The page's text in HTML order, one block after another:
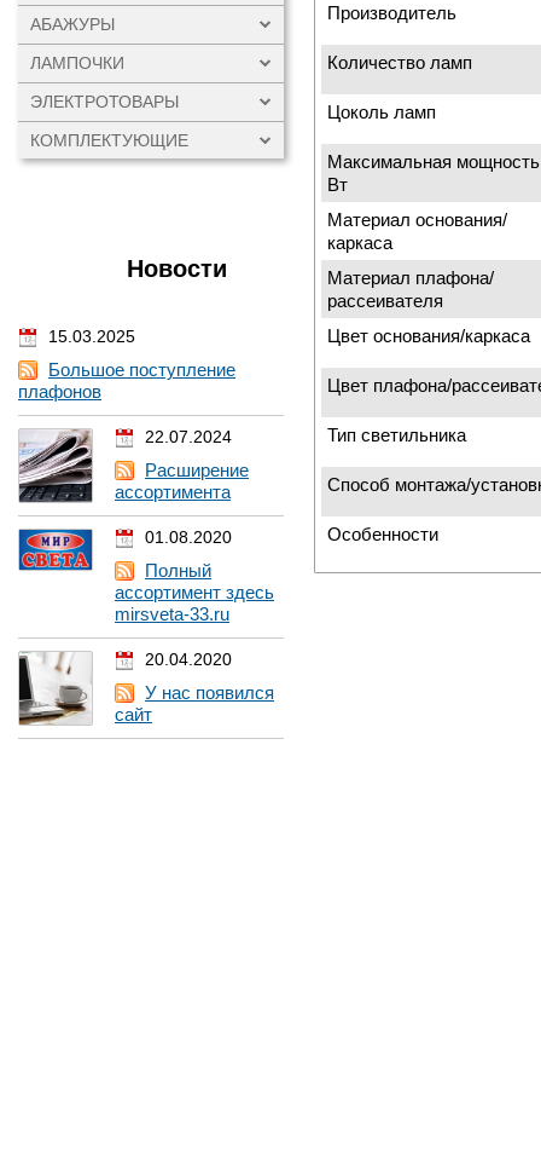
АБАЖУРЫ
ЛАМПОЧКИ
ЭЛЕКТРОТОВАРЫ
КОМПЛЕКТУЮЩИЕ
Новости
15.03.2025
Большое поступление
плафонов
22.07.2024
Расширение
ассортимента
01.08.2020
Полный
ассортимент здесь
mirsveta-33.ru
20.04.2020
У нас появился
сайт
Производитель
Количество ламп
Цоколь ламп
Максимальная
Вт
Материал основания/
каркаса
Материал плафона/
рассеивателя
Цвет основания/каркаса
Цвет плафона/
Тип светильника
Способ монтажа/
Особенности